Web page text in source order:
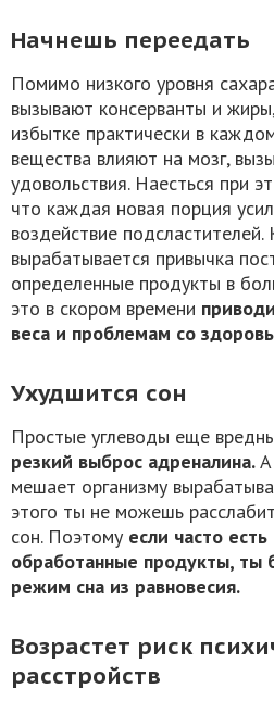
Начнешь переедать
Помимо низкого уровня
вызывают консерванты и
избытке практически в
вещества влияют на мозг,
удовольствия. Наесться при
что каждая новая порция
воздействие подсластителей.
вырабатывается привычка
определенные продукты в
это в скором времени
веса и проблемам со
Ухудшится сон
Простые углеводы еще
резкий выброс адреналина.
мешает организму
этого ты не можешь
сон. Поэтому если часто
обработанные продукты, ты
режим сна из равновесия.
Возрастет риск
расстройств